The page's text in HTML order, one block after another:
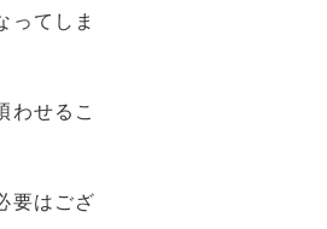
ってしま
わせるこ
要はござ